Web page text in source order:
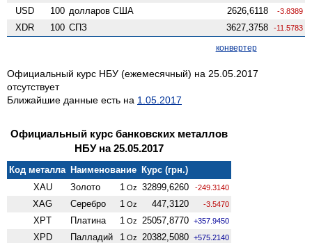
USD 100 долларов США 2626,6118 -3.8389
XDR 100 СПЗ 3627,3758 -11.5783
конвертер
Официальный курс НБУ (ежемесячный) на 25.05.2017
отсутствует
Ближайшие данные есть на 1.05.2017
Официальный курс банковских металлов
НБУ на 25.05.2017
Код металла Наименование Курс (грн.)
XAU
Золото 1 Oz 32899,6260 -249.3140
XAG Серебро 1 Oz 447,3120 -3.5470
XPT Платина 1 Oz 25057,8770 +357.9450
XPD Палладий 1 Oz 20382,5080 +575.2140